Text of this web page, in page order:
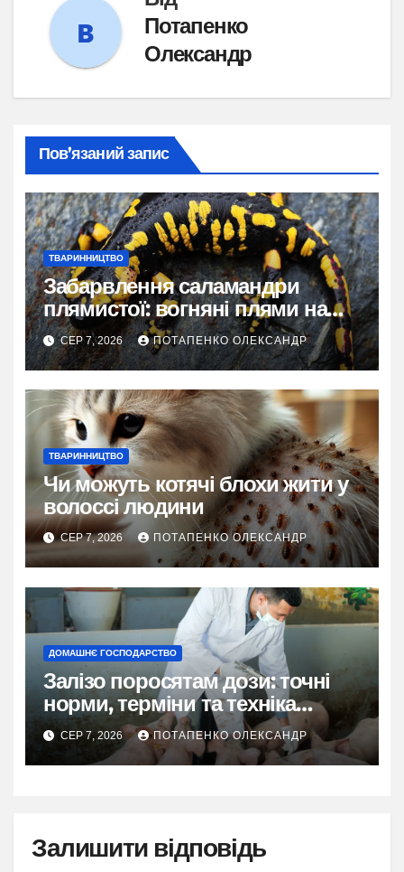
Потапенко
Олександр
Пов’язаний запис
ТВАРИННИЦТВО
Забарвлення саламандри
плямистої: вогняні плями на
чорному тлі
СЕР 7, 2026 ПОТАПЕНКО ОЛЕКСАНДР
ТВАРИННИЦТВО
Чи можуть котячі блохи жити у
волоссі людини
СЕР 7, 2026 ПОТАПЕНКО ОЛЕКСАНДР
ДОМАШНЄ ГОСПОДАРСТВО
Залізо поросятам дози: точні
норми, терміни та техніка
введення
СЕР 7, 2026 ПОТАПЕНКО ОЛЕКСАНДР
Залишити відповідь